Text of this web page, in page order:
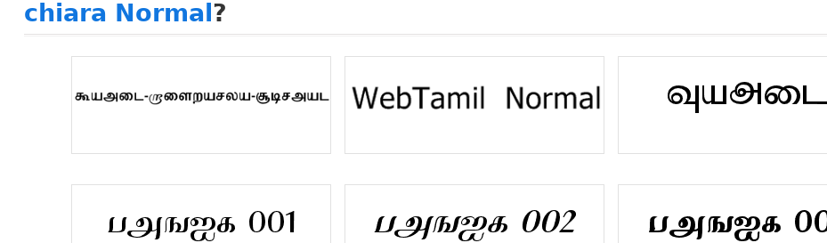
chiara Normal ?